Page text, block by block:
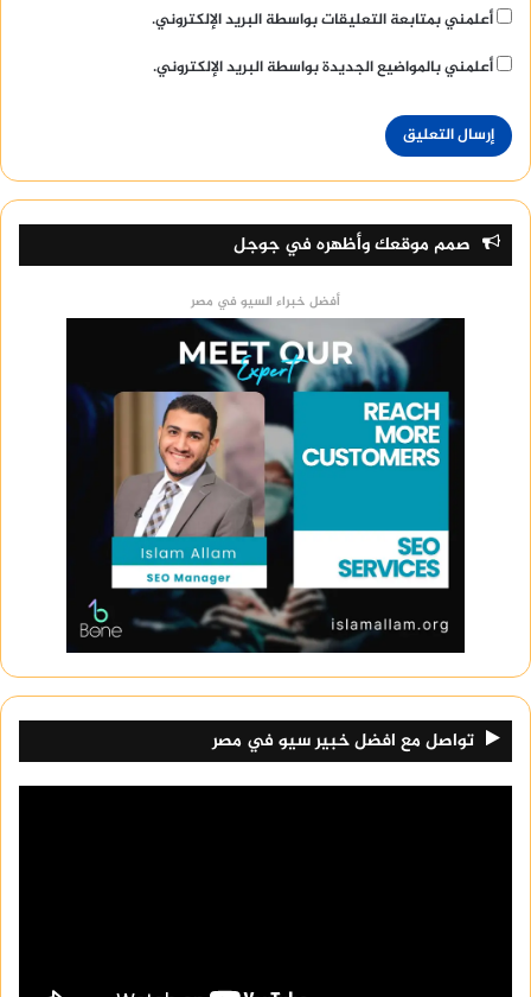
أعلمني بمتابعة التعليقات بواسطة البريد الإلكتروني.
أعلمني بالمواضيع الجديدة بواسطة البريد الإلكتروني.
صمم موقعك وأظهره في جوجل
أفضل خبراء السيو في مصر
تواصل مع افضل خبير سيو في مصر